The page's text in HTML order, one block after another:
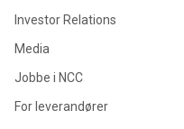
Investor Relations
Media
Jobbe i NCC
For leverandører